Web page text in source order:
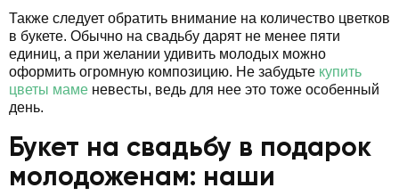
Также следует обратить внимание на количество цветков
в букете. Обычно на свадьбу дарят не менее пяти
единиц, а при желании удивить молодых можно
оформить огромную композицию. Не забудьте купить
цветы маме невесты, ведь для нее это тоже особенный
день.
Букет на свадьбу в подарок
молодоженам: наши